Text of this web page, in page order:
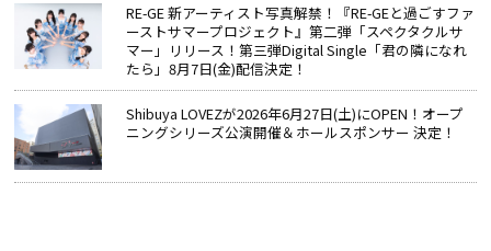
RE-GE 新アーティスト写真解禁！『RE-GEと過ごすファ
ーストサマープロジェクト』第二弾「スペクタクルサ
マー」リリース！第三弾Digital Single「君の隣になれ
たら」8月7日(金)配信決定！
Shibuya LOVEZが2026年6月27日(土)にOPEN！オープ
ニングシリーズ公演開催＆ホールスポンサー 決定！